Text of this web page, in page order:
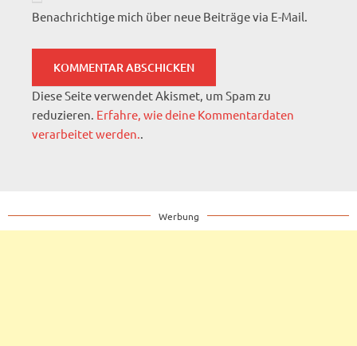
Benachrichtige mich über neue Beiträge via E-Mail.
Diese Seite verwendet Akismet, um Spam zu
reduzieren. Erfahre, wie deine Kommentardaten
verarbeitet werden..
Werbung